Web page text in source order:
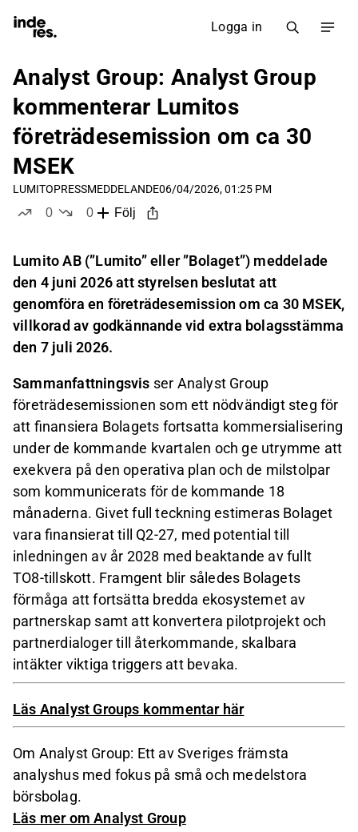
Logga in
Analyst Group: Analyst Group
kommenterar Lumitos
företrädesemission om ca 30
MSEK
LUMITOPRESSMEDDELANDE06/04/2026, 01:25 PM
0
0
Följ
Lumito AB (”Lumito” eller ”Bolaget”) meddelade
den 4 juni 2026 att styrelsen beslutat att
genomföra en företrädesemission om ca 30 MSEK,
villkorad av godkännande vid extra bolagsstämma
den 7 juli 2026.
Sammanfattningsvis ser Analyst Group
företrädesemissionen som ett nödvändigt steg för
att finansiera Bolagets fortsatta kommersialisering
under de kommande kvartalen och ge utrymme att
exekvera på den operativa plan och de milstolpar
som kommunicerats för de kommande 18
månaderna. Givet full teckning estimeras Bolaget
vara finansierat till Q2-27, med potential till
inledningen av år 2028 med beaktande av fullt
TO8-tillskott. Framgent blir således Bolagets
förmåga att fortsätta bredda ekosystemet av
partnerskap samt att konvertera pilotprojekt och
partnerdialoger till återkommande, skalbara
intäkter viktiga triggers att bevaka.
Läs Analyst Groups kommentar här
Om Analyst Group: Ett av Sveriges främsta
analyshus med fokus på små och medelstora
börsbolag.
Läs mer om Analyst Group